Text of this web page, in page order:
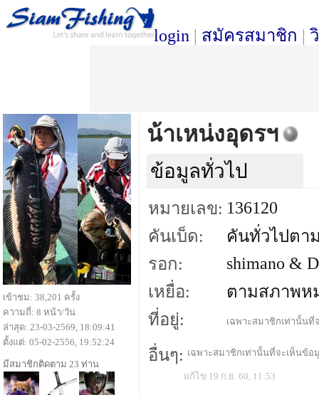
login | สมัครสมาชิก |
น้าเหน่งอุดรฯ
ข้อมูลทั่วไป
หมายเลข: 136120
คันเบ็ด:
คันทั่วไปตา
รอก:
shimano &
เหยื่อ:
ตามสภาพห
ที่อยู่:
เฉพาะสมาชิกเท่านั้นที่
อื่นๆ: เฉพาะสมาชิกเท่านั้นที่จะเห็นข้อ
แก้ไข 19 ก.ย. 60, 11:53
เข้าชม: 38,201 ครั้ง
ความถี่: 8 หน้า/วัน
ล่าสุด: 23-03-2569, 18:09:41
ตั้งแต่: 05-02-2556, 19:52:24
มีสมาชิกติดตาม 23 ท่าน